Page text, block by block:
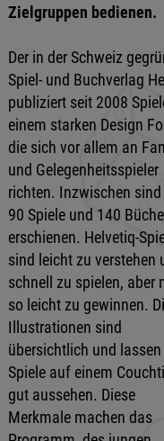
Zielgruppen bedienen.
Der in der Schweiz
Spiel- und Buchverlag
publiziert seit 2008
einem starken Design
die sich vor allem an
und Gelegenheitsspieler
richten. Inzwischen sind
90 Spiele und 140
erschienen. Helvetiq-
sind leicht zu verstehen
schnell zu spielen, aber
so leicht zu gewinnen.
Illustrationen sind
übersichtlich und
Spiele auf einem
gut aussehen. Diese
Merkmale machen das